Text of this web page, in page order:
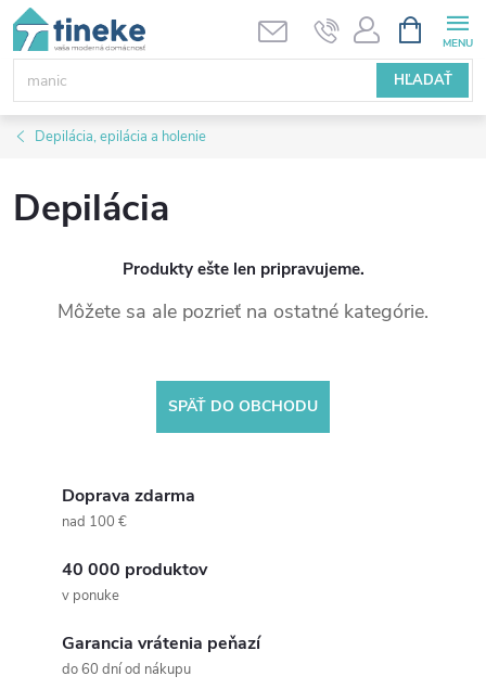
Prejsť
obsah
HĽADAŤ
KOŠÍK
Depilácia, epilácia a holenie
Depilácia
Produkty ešte len pripravujeme.
Môžete sa ale pozrieť na ostatné kategórie.
SPÄŤ DO OBCHODU
Doprava zdarma
nad 100 €
40 000 produktov
v ponuke
Garancia vrátenia peňazí
do 60 dní od nákupu